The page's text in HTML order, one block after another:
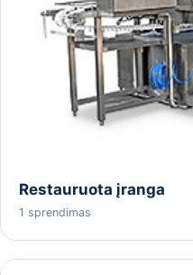
Restauruota įranga
1 sprendimas